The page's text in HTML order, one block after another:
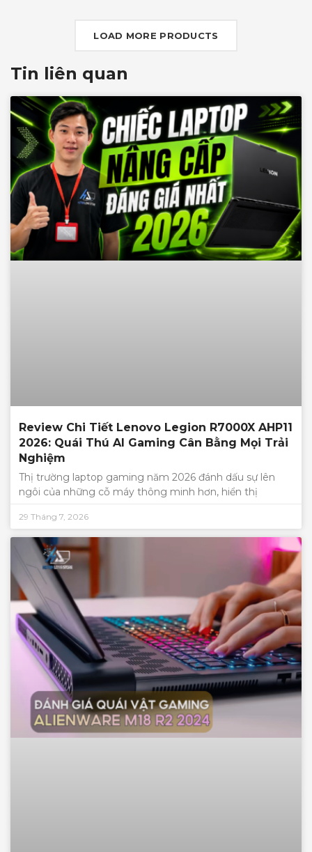
LOAD MORE PRODUCTS
Tin liên quan
Review Chi Tiết Lenovo Legion R7000X AHP11
2026: Quái Thú AI Gaming Cân Bằng Mọi Trải
Nghiệm
Thị trường laptop gaming năm 2026 đánh dấu sự lên
ngôi của những cỗ máy thông minh hơn, hiển thị
29 Tháng 7, 2026